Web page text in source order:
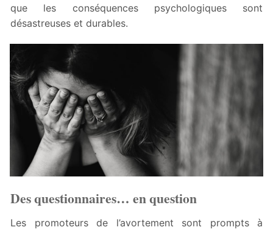
que les conséquences psychologiques sont
désastreuses et durables.
Des questionnaires… en question
Les promoteurs de l’avortement sont prompts à